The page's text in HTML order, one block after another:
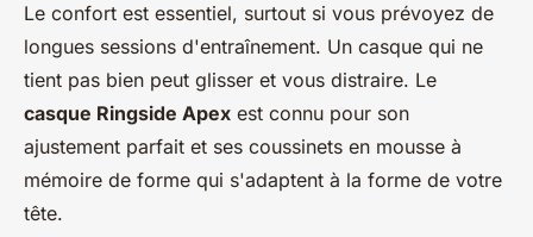
Le confort est essentiel, surtout si vous prévoyez de
longues sessions d'entraînement. Un casque qui ne
tient pas bien peut glisser et vous distraire. Le
casque Ringside Apex est connu pour son
ajustement parfait et ses coussinets en mousse à
mémoire de forme qui s'adaptent à la forme de votre
tête.